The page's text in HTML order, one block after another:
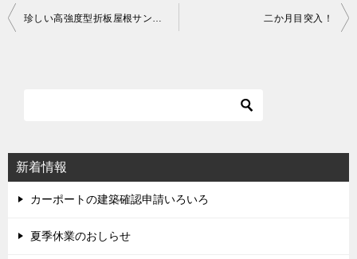
シ
ョ
ン
珍しい高強度型折板屋根サンルームだったので・・・（現場写真） 二か月目突入！
新着情報
カーポートの建築確認申請いろいろ
夏季休業のおしらせ